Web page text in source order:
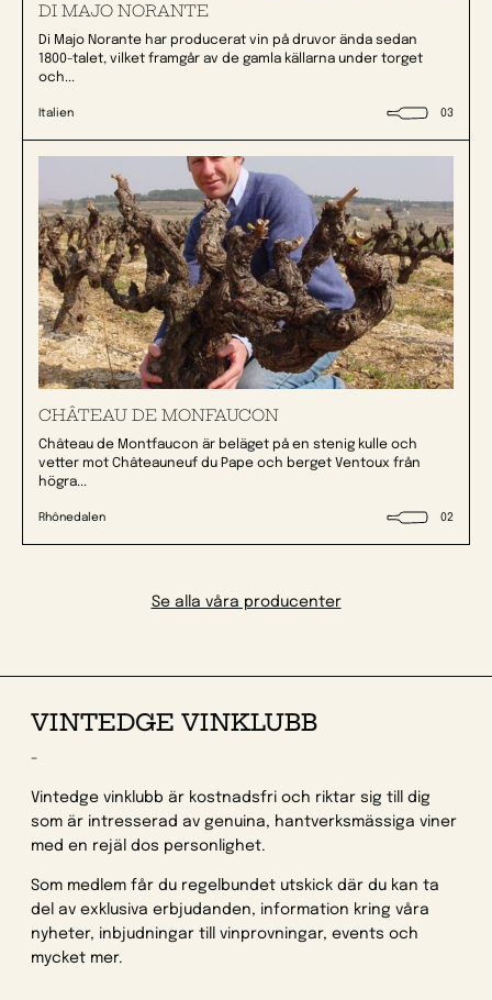
DI MAJO NORANTE
Di Majo Norante har producerat vin på druvor ända sedan
1800-talet, vilket framgår av de gamla källarna under torget
och...
Italien 03
CHÂTEAU DE MONFAUCON
Château de Montfaucon är beläget på en stenig kulle och
vetter mot Châteauneuf du Pape och berget Ventoux från
högra...
Rhônedalen 02
Se alla våra producenter
VINTEDGE VINKLUBB
-
Vintedge vinklubb är kostnadsfri och riktar sig till dig
som är intresserad av genuina, hantverksmässiga viner
med en rejäl dos personlighet.
Som medlem får du regelbundet utskick där du kan ta
del av exklusiva erbjudanden, information kring våra
nyheter, inbjudningar till vinprovningar, events och
mycket mer.